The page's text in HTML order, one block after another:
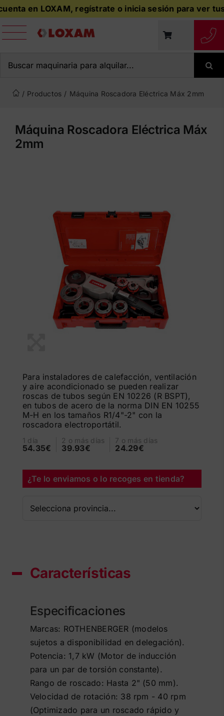
Saltar
al
contenido
en LOXAM, regístrate o inicia sesión para ver tus
/ Productos / Máquina Roscadora Eléctrica Máx 2mm
Máquina Roscadora Eléctrica Máx
2mm
Para instaladores de calefacción, ventilación
y aire acondicionado se pueden realizar
roscas de tubos según EN 10226 (R BSPT),
en tubos de acero de la norma DIN EN 10255
M-H en los tamaños R1/4"-2" con la
roscadora electroportátil.
1 día
54.35€
2 o más días
39.93€
7 o más días
24.29€
¿Te lo enviamos o lo recoges en tienda?
Características
Especificaciones
Marcas: ROTHENBERGER (modelos
sujetos a disponibilidad en delegación).
Potencia: 1,7 kW (Motor de inducción
para un par de torsión constante).
Rango de roscado: Hasta 2" (50 mm).
Velocidad de rotación: 38 rpm - 40 rpm
(Optimizado para un roscado rápido y